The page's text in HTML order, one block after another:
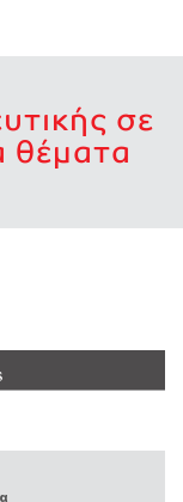
σε
θέματα